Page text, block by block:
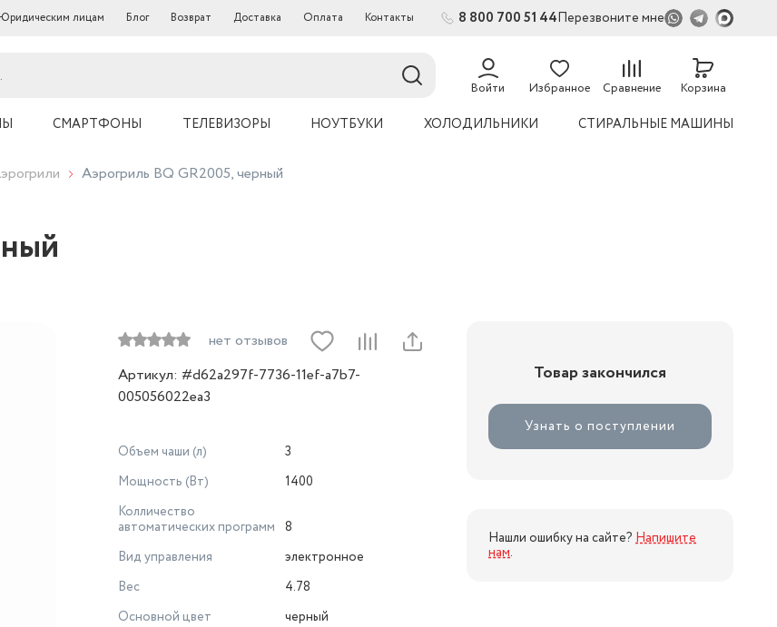
Юридическим лицам Блог Возврат Доставка Оплата Контакты 8 800 700 51 44Перезвоните мне
Войти Избранное Сравнение
54
Корзина
СМАРТФОНЫ ТЕЛЕВИЗОРЫ НОУТБУКИ ХОЛОДИЛЬНИКИ СТИРАЛЬНЫЕ МАШИНЫ
Аэрогриль BQ GR2005, черный
нет отзывов
Артикул: #d62a297f-7736-11ef-a7b7-
005056022ea3
Объем чаши (л)
3
Мощность (Вт)
1400
Колличество
автоматических программ 8
Вид управления
электронное
Вес
4.78
Основной цвет
черный
Товар закончился
Узнать о поступлении
Нашли ошибку на сайте? Напишите
нам.